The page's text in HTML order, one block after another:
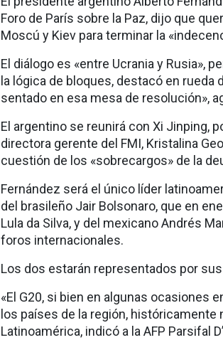
Foro de París sobre la Paz, dijo que
Moscú y Kiev para terminar la
El diálogo es «entre Ucrania y Rusia»,
la lógica de bloques, destacó en rueda
sentado en esa mesa de resolución»,
El argentino se reunirá con Xi Jinping,
directora gerente del FMI, Kristalina
cuestión de los «sobrecargos» de la
Fernández será el único líder
del brasileño Jair Bolsonaro, que en
Lula da Silva, y del mexicano Andrés
foros internacionales.
Los dos estarán representados por
«El G20, si bien en algunas ocasiones
los países de la región, históricamente
Latinoamérica, indicó a la AFP Parsifal